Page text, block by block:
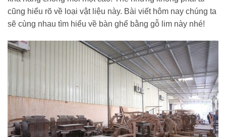
cũng hiểu rõ về loại vật liệu này. Bài viết hôm nay chúng ta
sẽ cùng nhau tìm hiểu về bàn ghế bằng gỗ lim này nhé!